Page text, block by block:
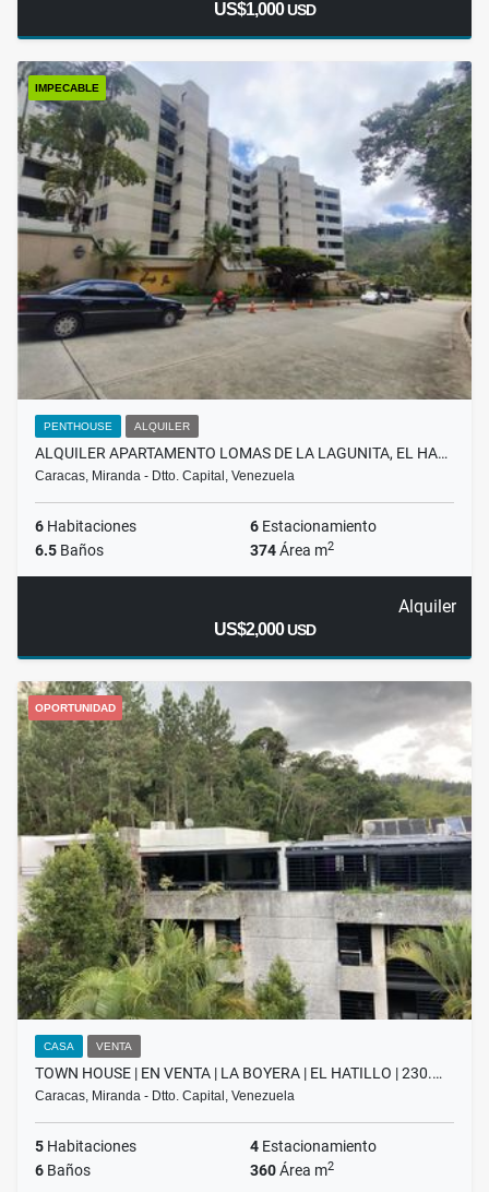
US$1,000USD
IMPECABLE
PENTHOUSE ALQUILER
ALQUILER APARTAMENTO LOMAS DE LA LAGUNITA, EL HA…
Caracas, Miranda - Dtto. Capital, Venezuela
6 Habitaciones 6 Estacionamiento
6.5 Baños 374Área m2
Alquiler
US$2,000USD
OPORTUNIDAD
CASA VENTA
TOWN HOUSE | EN VENTA | LA BOYERA | EL HATILLO | 230.…
Caracas, Miranda - Dtto. Capital, Venezuela
5 Habitaciones 4 Estacionamiento
6 Baños 360Área m2